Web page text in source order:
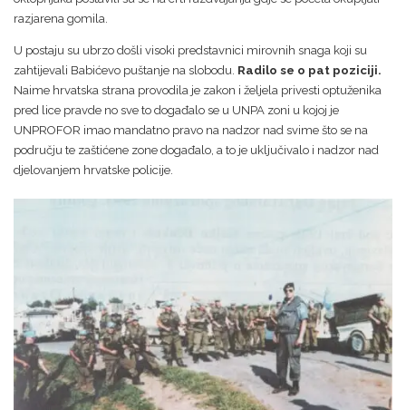
razjarena gomila.
U postaju su ubrzo došli visoki predstavnici mirovnih snaga koji su
zahtijevali Babićevo puštanje na slobodu. Radilo se o pat poziciji.
Naime hrvatska strana provodila je zakon i željela privesti optuženika
pred lice pravde no sve to događalo se u UNPA zoni u kojoj je
UNPROFOR imao mandatno pravo na nadzor nad svime što se na
području te zaštićene zone događalo, a to je uključivalo i nadzor nad
djelovanjem hrvatske policije.